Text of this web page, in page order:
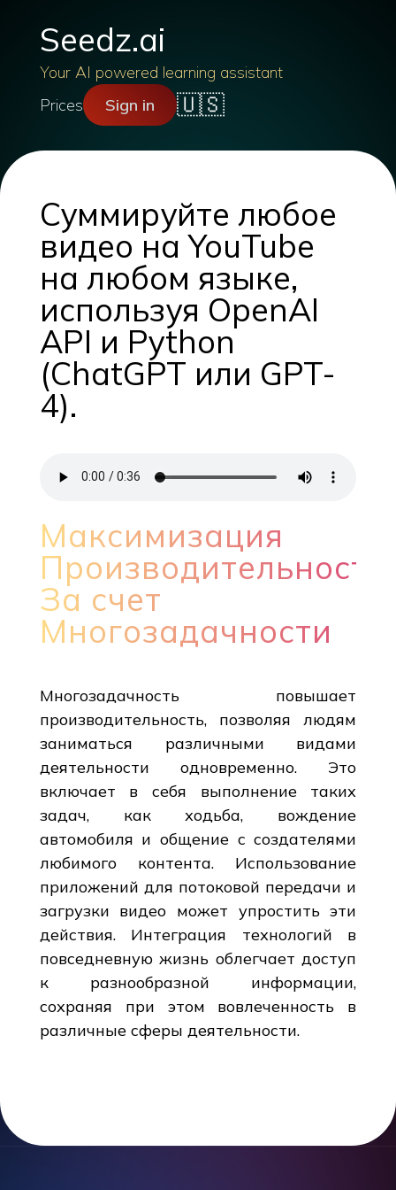
Seedz.ai
Your AI powered learning assistant
Prices
Sign in 🇺🇸
Суммируйте любое
видео на YouTube
на любом языке,
используя OpenAI
API и Python
(ChatGPT или GPT-
4).
Максимизация
Производительности
За счет
Многозадачности
Многозадачность повышает
производительность, позволяя людям
заниматься различными видами
деятельности одновременно. Это
включает в себя выполнение таких
задач, как ходьба, вождение
автомобиля и общение с создателями
любимого контента. Использование
приложений для потоковой передачи и
загрузки видео может упростить эти
действия. Интеграция технологий в
повседневную жизнь облегчает доступ
к разнообразной информации,
сохраняя при этом вовлеченность в
различные сферы деятельности.